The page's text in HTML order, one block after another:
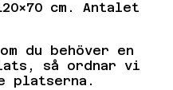
cm. Antalet
du behöver en
så ordnar vi
platserna.